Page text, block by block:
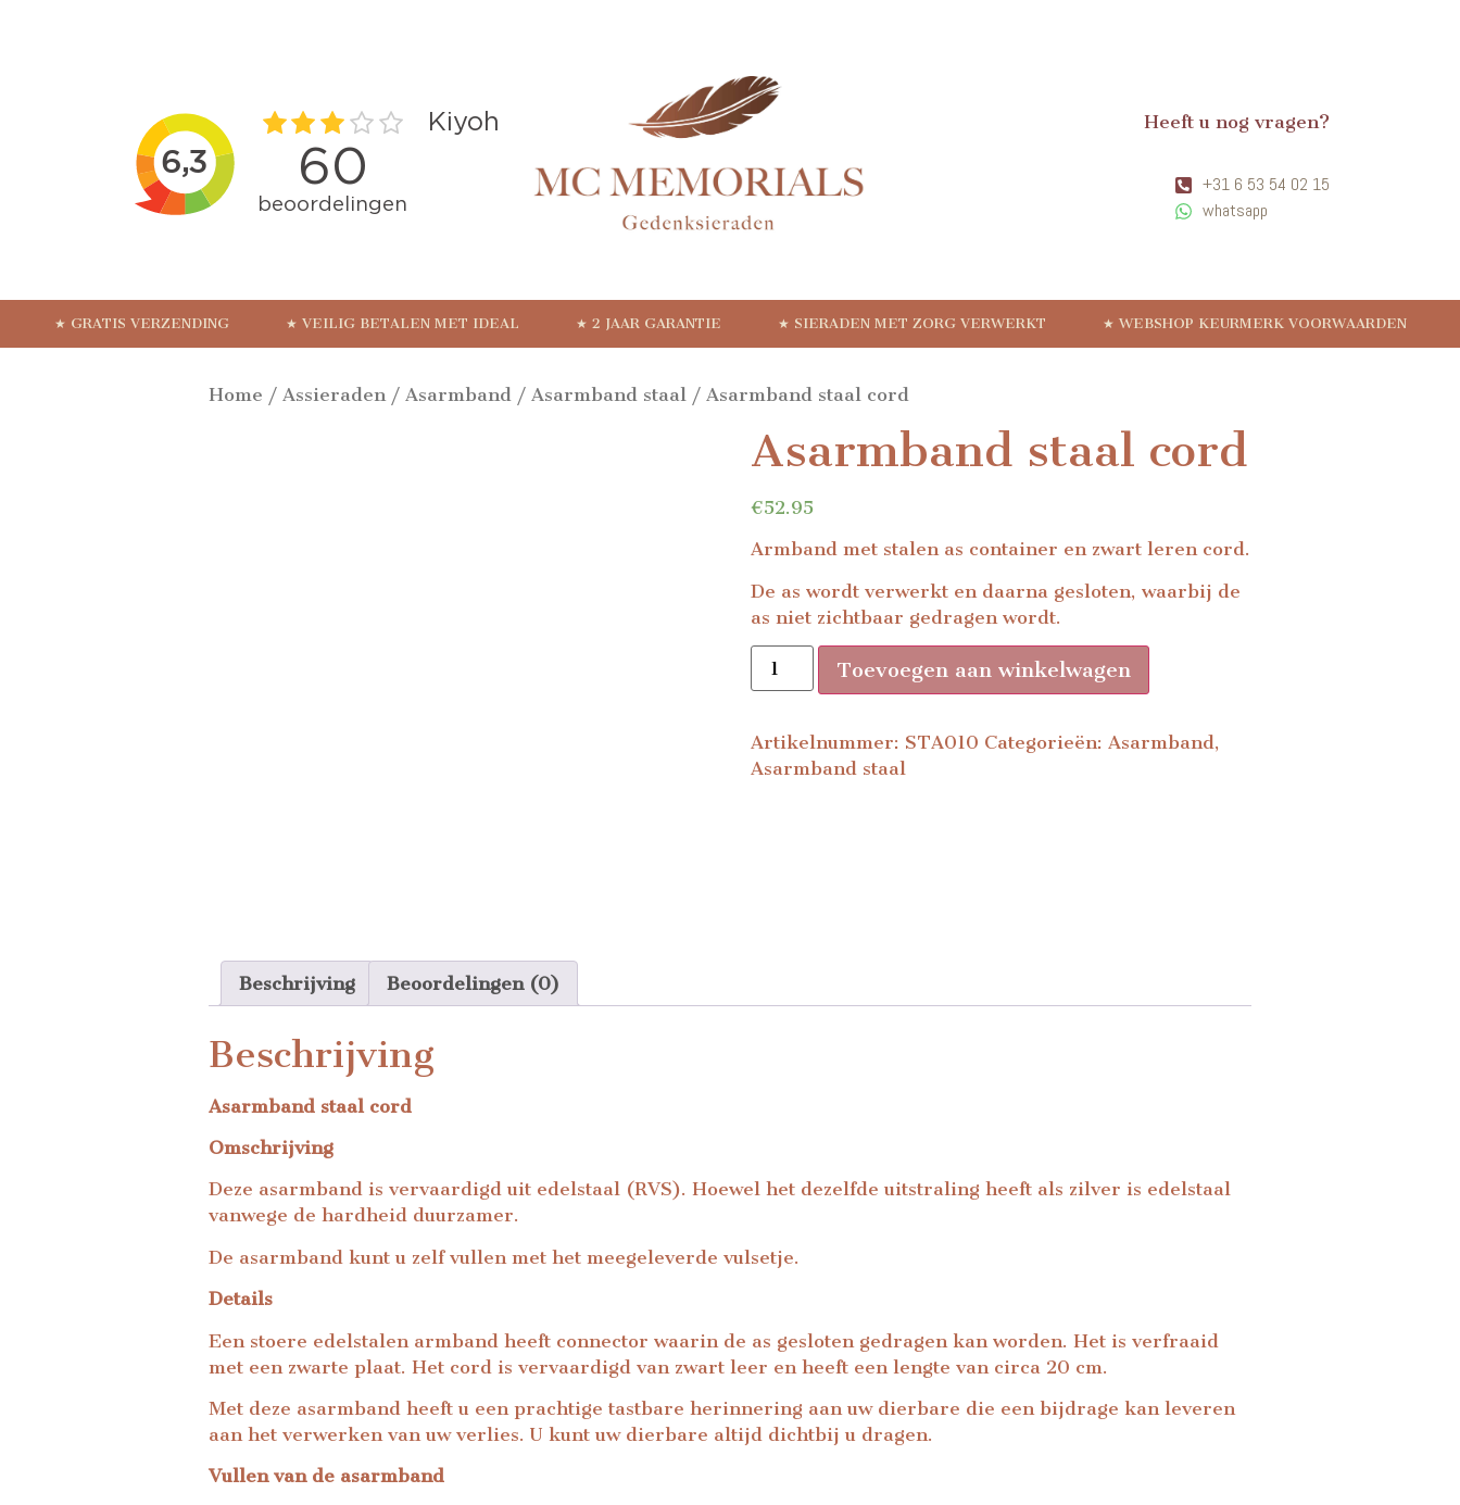
Heeft u nog vragen?
+31 6 53 54 02 15
whatsapp
★ GRATIS VERZENDING ★ VEILIG BETALEN MET IDEAL ★ 2 JAAR GARANTIE ★ SIERADEN MET ZORG VERWERKT ★ WEBSHOP KEURMERK VOORWAARDEN
Home / Assieraden/ Asarmband / Asarmband staal / Asarmband staal cord
Asarmband staal cord
€52.95
Armband met stalen as container en zwart leren cord.
De as wordt verwerkt en daarna gesloten, waarbij de
as niet zichtbaar gedragen wordt.
Toevoegen aan winkelwagen
Artikelnummer: STA010 Categorieën:Asarmband,
Asarmband staal
Beschrijving Beoordelingen (0)
Beschrijving
Asarmband staal cord
Omschrijving
Deze asarmband is vervaardigd uit edelstaal (RVS). Hoewel het dezelfde uitstraling heeft als zilver is edelstaal
vanwege de hardheid duurzamer.
De asarmband kunt u zelf vullen met het meegeleverde vulsetje.
Details
Een stoere edelstalen armband heeft connector waarin de as gesloten gedragen kan worden. Het is verfraaid
met een zwarte plaat. Het cord is vervaardigd van zwart leer en heeft een lengte van circa 20 cm.
Met deze asarmband heeft u een prachtige tastbare herinnering aan uw dierbare die een bijdrage kan leveren
aan het verwerken van uw verlies. U kunt uw dierbare altijd dichtbij u dragen.
Vullen van de asarmband